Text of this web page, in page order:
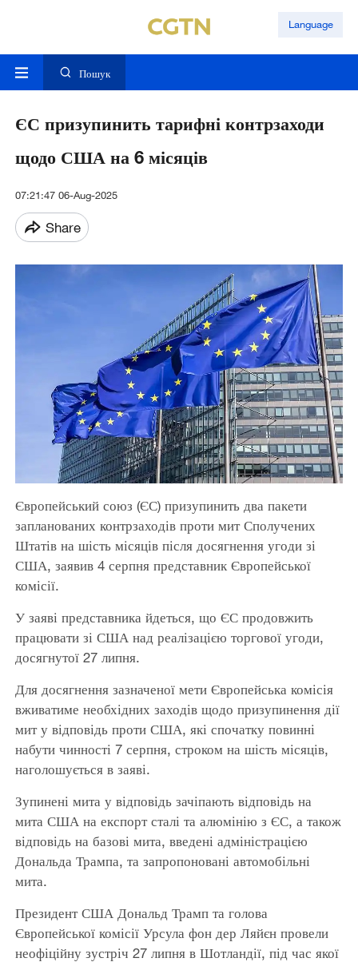
Language
Пошук
ЄС призупинить тарифні контрзаходи
щодо США на 6 місяців
07:21:47 06-Aug-2025
Share
Європейський союз (ЄС) призупинить два пакети
запланованих контрзаходів проти мит Сполучених
Штатів на шість місяців після досягнення угоди зі
США, заявив 4 серпня представник Європейської
комісії.
У заяві представника йдеться, що ЄС продовжить
працювати зі США над реалізацією торгової угоди,
досягнутої 27 липня.
Для досягнення зазначеної мети Європейська комісія
вживатиме необхідних заходів щодо призупинення дії
мит у відповідь проти США, які спочатку повинні
набути чинності 7 серпня, строком на шість місяців,
наголошується в заяві.
Зупинені мита у відповідь зачіпають відповідь на
мита США на експорт сталі та алюмінію з ЄС, а також
відповідь на базові мита, введені адміністрацією
Дональда Трампа, та запропоновані автомобільні
мита.
Президент США Дональд Трамп та голова
Європейської комісії Урсула фон дер Ляйєн провели
неофіційну зустріч 27 липня в Шотландії, під час якої